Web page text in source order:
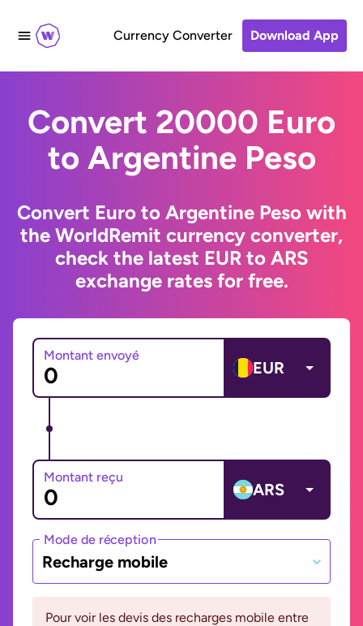
Currency Converter Download App
Convert 20000 Euro
to Argentine Peso
Convert Euro to Argentine Peso with
the WorldRemit currency converter,
check the latest EUR to ARS
exchange rates for free.
Montant envoyé
EUR
Montant reçu
ARS
Mode de réception
Recharge mobile
Pour voir les devis des recharges mobile entre